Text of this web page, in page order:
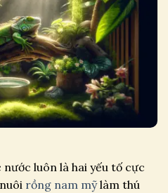
nước luôn là hai yếu tố cực
rồng nam mỹlàm thú